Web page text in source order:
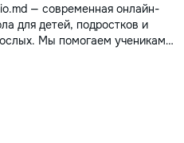
— современная онлайн-
для детей, подростков и
Мы помогаем ученикам